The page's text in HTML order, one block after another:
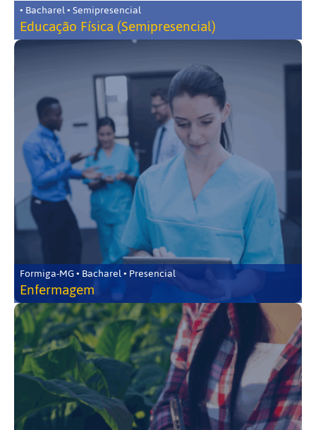
• Bacharel • Semipresencial
Educação Física (Semipresencial)
Formiga-MG • Bacharel • Presencial
Enfermagem